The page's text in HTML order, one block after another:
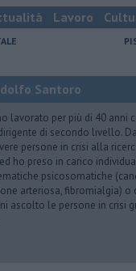
Lavoro
Santoro
lavorato per più di 40 anni
di secondo livello.
persone in crisi alla
ho preso in carico
psicosomatiche
arteriosa, fibromialgia)
ascolto le persone in crisi